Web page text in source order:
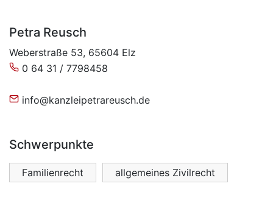
Petra Reusch
Weberstraße 53, 65604 Elz
0 64 31 / 7798458
info@kanzleipetrareusch.de
Schwerpunkte
Familienrecht allgemeines Zivilrecht